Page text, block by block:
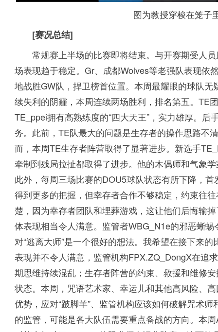
图为教授穿梭在笼子
[赛况总结]
常规赛上半场的比赛即将结束。与开赛期受人
场表现趋于稳定。Gr、成都Wolves等老强队表现依
地战胜GW队，捍卫榜首位置。本周最耀眼的球队
续失利的阴霾，本周连续两场胜利，排名第五。TE
TE_ppei拥有高熟练度的“四大天王”，实力雄厚。
务。此前，TE队最大的问题是生存者的操作思路不
而，本周TE生存者阵营取得了显著进步。新选手
牵制到残局拉扯都取得了进步。他的木偶师和气象
此外，每周三场比赛的DOU5球队状态有所下降，
得到更多的把握，但幸存者合作不够稳定，约束往
楚，因为幸存者团队和埋葬游戏，这让他们后悔输
体表现相当令人满意。监管者WBG_N1e的邪恶蜥
对“逃离大师”是一个很好的想法。我希望在接下来
表现并不令人满意，监管机构FPX.ZQ_DongX在追
期思维持续混乱；生存者阵营的约束、救援和维修
状态。本周，咒语艺术家、幸运儿和其他高风险、
优势，应对“跛脚羊”、监管机构应该如何破解咒术
的监管，可能是各大队伍需要重点备战的方向。本